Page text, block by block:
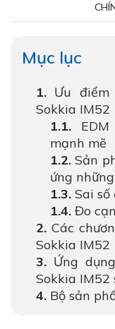
Mục lục
Ưu
Sokkia IM52
mạnh mẽ
Sản
ứng
Sai số
Đo
Các
Sokkia IM52
Ứng
Sokkia IM52
Bộ sản